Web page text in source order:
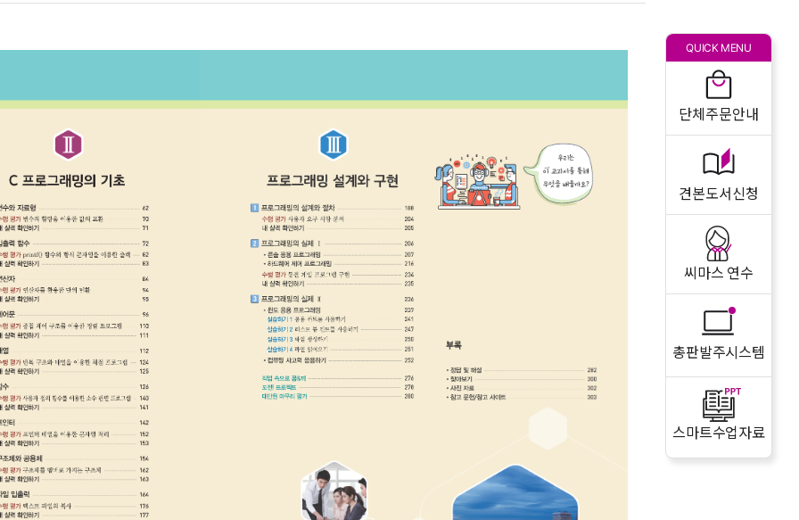
QUICK MENU
단체주문안내
견본도서신청
씨마스 연수
총판발주시스템
스마트수업자료